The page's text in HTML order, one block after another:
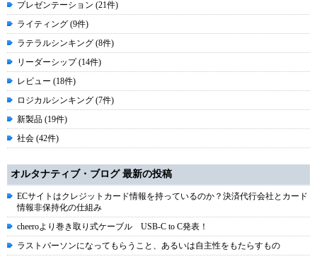
プレゼンテーション (21件)
ライティング (9件)
ラテラルシンキング (8件)
リーダーシップ (14件)
レビュー (18件)
ロジカルシンキング (7件)
新製品 (19件)
社会 (42件)
オルタナティブ・ブログ 最新の投稿
ECサイトはクレジットカード情報を持っているのか？決済代行会社とカード
情報非保持化の仕組み
cheeroより巻き取り式ケーブル USB-C to C発表！
ラストパーソンになってもらうこと、あるいは自主性をもたらすもの